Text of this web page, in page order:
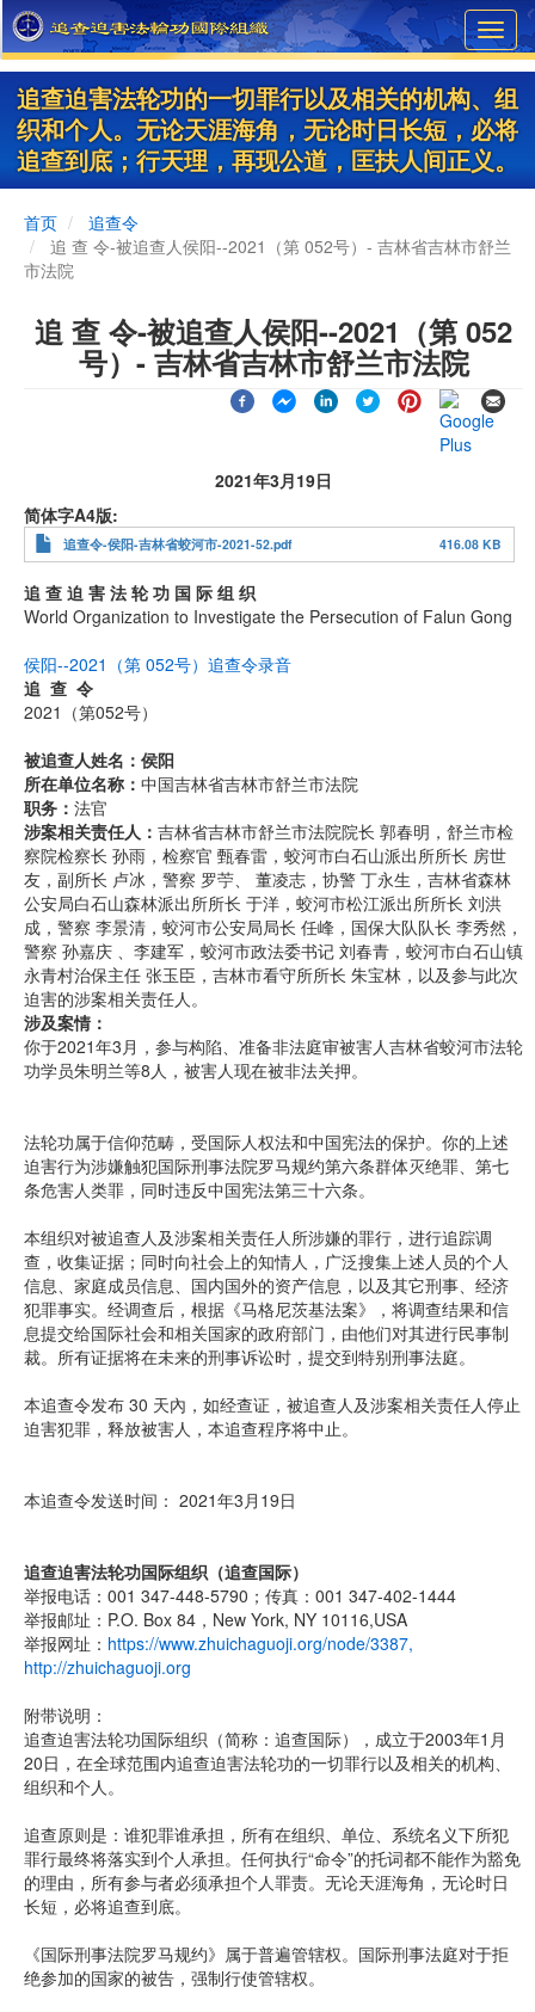
Skip
to
main
content
追查迫害法轮功的一切罪行以及相关的机构、组
织和个人。无论天涯海角，无论时日长短，必将
追查到底；行天理，再现公道，匡扶人间正义。
首页
追查令
追 查 令-被追查人侯阳--2021（第 052号）- 吉林省吉林市舒兰
市法院
追 查 令-被追查人侯阳--2021（第 052
号）- 吉林省吉林市舒兰市法院
2021年3月19日
简体字A4版
追查令-侯阳-吉林省蛟河市-2021-52.pdf 416.08 KB
追 查 迫 害 法 轮 功 国 际 组 织
World Organization to Investigate the Persecution of Falun Gong
侯阳--2021（第 052号）追查令录音
追 查 令
2021（第052号）
被追查人姓名：侯阳
所在单位名称： 中国吉林省吉林市舒兰市法院
职务： 法官
涉案相关责任人： 吉林省吉林市舒兰市法院院长 郭春明，舒兰市检
察院检察长 孙雨，检察官 甄春雷，蛟河市白石山派出所所长 房世
友，副所长 卢冰，警察 罗苧、 董凌志，协警 丁永生，吉林省森林
公安局白石山森林派出所所长 于洋，蛟河市松江派出所所长 刘洪
成，警察 李景清，蛟河市公安局局长 任峰，国保大队队长 李秀然，
警察 孙嘉庆 、李建军，蛟河市政法委书记 刘春青，蛟河市白石山镇
永青村治保主任 张玉臣，吉林市看守所所长 朱宝林，以及参与此次
迫害的涉案相关责任人。
涉及案情：
你于2021年3月，参与构陷、准备非法庭审被害人吉林省蛟河市法轮
功学员朱明兰等8人，被害人现在被非法关押。
法轮功属于信仰范畴，受国际人权法和中国宪法的保护。你的上述
迫害行为涉嫌触犯国际刑事法院罗马规约第六条群体灭绝罪、第七
条危害人类罪，同时违反中国宪法第三十六条。
本组织对被追查人及涉案相关责任人所涉嫌的罪行，进行追踪调
查，收集证据；同时向社会上的知情人，广泛搜集上述人员的个人
信息、家庭成员信息、国内国外的资产信息，以及其它刑事、经济
犯罪事实。经调查后，根据《马格尼茨基法案》，将调查结果和信
息提交给国际社会和相关国家的政府部门，由他们对其进行民事制
裁。所有证据将在未来的刑事诉讼时，提交到特别刑事法庭。
本追查令发布 30 天內，如经查证，被追查人及涉案相关责任人停止
迫害犯罪，释放被害人，本追查程序将中止。
本追查令发送时间： 2021年3月19日
追查迫害法轮功国际组织（追查国际）
举报电话：001 347-448-5790；传真：001 347-402-1444
举报邮址：P.O. Box 84，New York, NY 10116,USA
举报网址： https://www.zhuichaguoji.org/node/3387,
http://zhuichaguoji.org
附带说明：
追查迫害法轮功国际组织（简称：追查国际），成立于2003年1月
20日，在全球范围内追查迫害法轮功的一切罪行以及相关的机构、
组织和个人。
追查原则是：谁犯罪谁承担，所有在组织、单位、系统名义下所犯
罪行最终将落实到个人承担。任何执行“命令”的托词都不能作为豁免
的理由，所有参与者必须承担个人罪责。无论天涯海角，无论时日
长短，必将追查到底。
《国际刑事法院罗马规约》属于普遍管辖权。国际刑事法庭对于拒
绝参加的国家的被告，强制行使管辖权。